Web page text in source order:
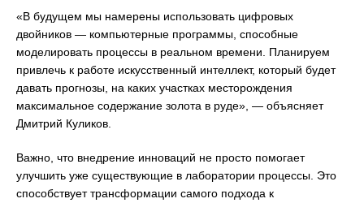
«В будущем мы намерены использовать цифровых
двойников — компьютерные программы, способные
моделировать процессы в реальном времени. Планируем
привлечь к работе искусственный интеллект, который будет
давать прогнозы, на каких участках месторождения
максимальное содержание золота в руде», — объясняет
Дмитрий Куликов.
Важно, что внедрение инноваций не просто помогает
улучшить уже существующие в лаборатории процессы. Это
способствует трансформации самого подхода к